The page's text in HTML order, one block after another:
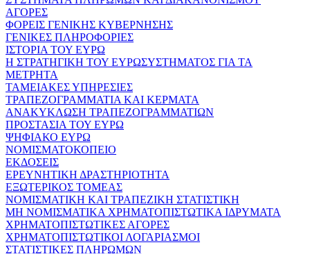
ΑΓΟΡΕΣ
ΦΟΡΕΙΣ ΓΕΝΙΚΗΣ ΚΥΒΕΡΝΗΣΗΣ
ΓΕΝΙΚΕΣ ΠΛΗΡΟΦΟΡΙΕΣ
ΙΣΤΟΡΙΑ ΤΟΥ ΕΥΡΩ
Η ΣΤΡΑΤΗΓΙΚΗ ΤΟΥ ΕΥΡΩΣΥΣΤΗΜΑΤΟΣ ΓΙΑ ΤΑ
ΜΕΤΡΗΤΑ
ΤΑΜΕΙΑΚΕΣ ΥΠΗΡΕΣΙΕΣ
ΤΡΑΠΕΖΟΓΡΑΜΜΑΤΙΑ ΚΑΙ ΚΕΡΜΑΤΑ
ΑΝΑΚΥΚΛΩΣΗ ΤΡΑΠΕΖΟΓΡΑΜΜΑΤΙΩΝ
ΠΡΟΣΤΑΣΙΑ ΤΟΥ ΕΥΡΩ
ΨΗΦΙΑΚΟ ΕΥΡΩ
ΝΟΜΙΣΜΑΤΟΚΟΠΕΙΟ
ΕΚΔΟΣΕΙΣ
ΕΡΕΥΝΗΤΙΚΗ ΔΡΑΣΤΗΡΙΟΤΗΤΑ
ΕΞΩΤΕΡΙΚΟΣ ΤΟΜΕΑΣ
ΝΟΜΙΣΜΑΤΙΚΗ ΚΑΙ ΤΡΑΠΕΖΙΚΗ ΣΤΑΤΙΣΤΙΚΗ
ΜΗ ΝΟΜΙΣΜΑΤΙΚΑ ΧΡΗΜΑΤΟΠΙΣΤΩΤΙΚΑ ΙΔΡΥΜΑΤΑ
ΧΡΗΜΑΤΟΠΙΣΤΩΤΙΚΕΣ ΑΓΟΡΕΣ
ΧΡΗΜΑΤΟΠΙΣΤΩΤΙΚΟΙ ΛΟΓΑΡΙΑΣΜΟΙ
ΣΤΑΤΙΣΤΙΚΕΣ ΠΛΗΡΩΜΩΝ